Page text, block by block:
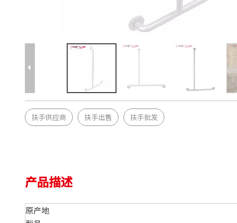
扶手供应商 扶手出售 扶手批发
产品描述
原产地